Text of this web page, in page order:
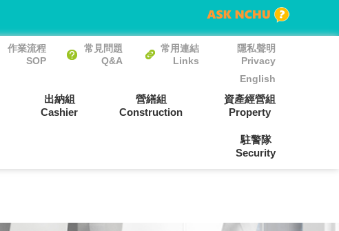
作業流程
SOP
常見問題
Q&A
常用連結
Links
隱私聲明
Privacy
English
出納組
Cashier
營繕組
Construction
資產經營組
Property
駐警隊
Security